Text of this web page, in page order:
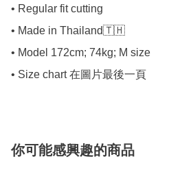
• Regular fit cutting
• Made in Thailand🇹🇭
• Model 172cm; 74kg; M size
• Size chart 在圖片最後一頁
你可能感興趣的商品